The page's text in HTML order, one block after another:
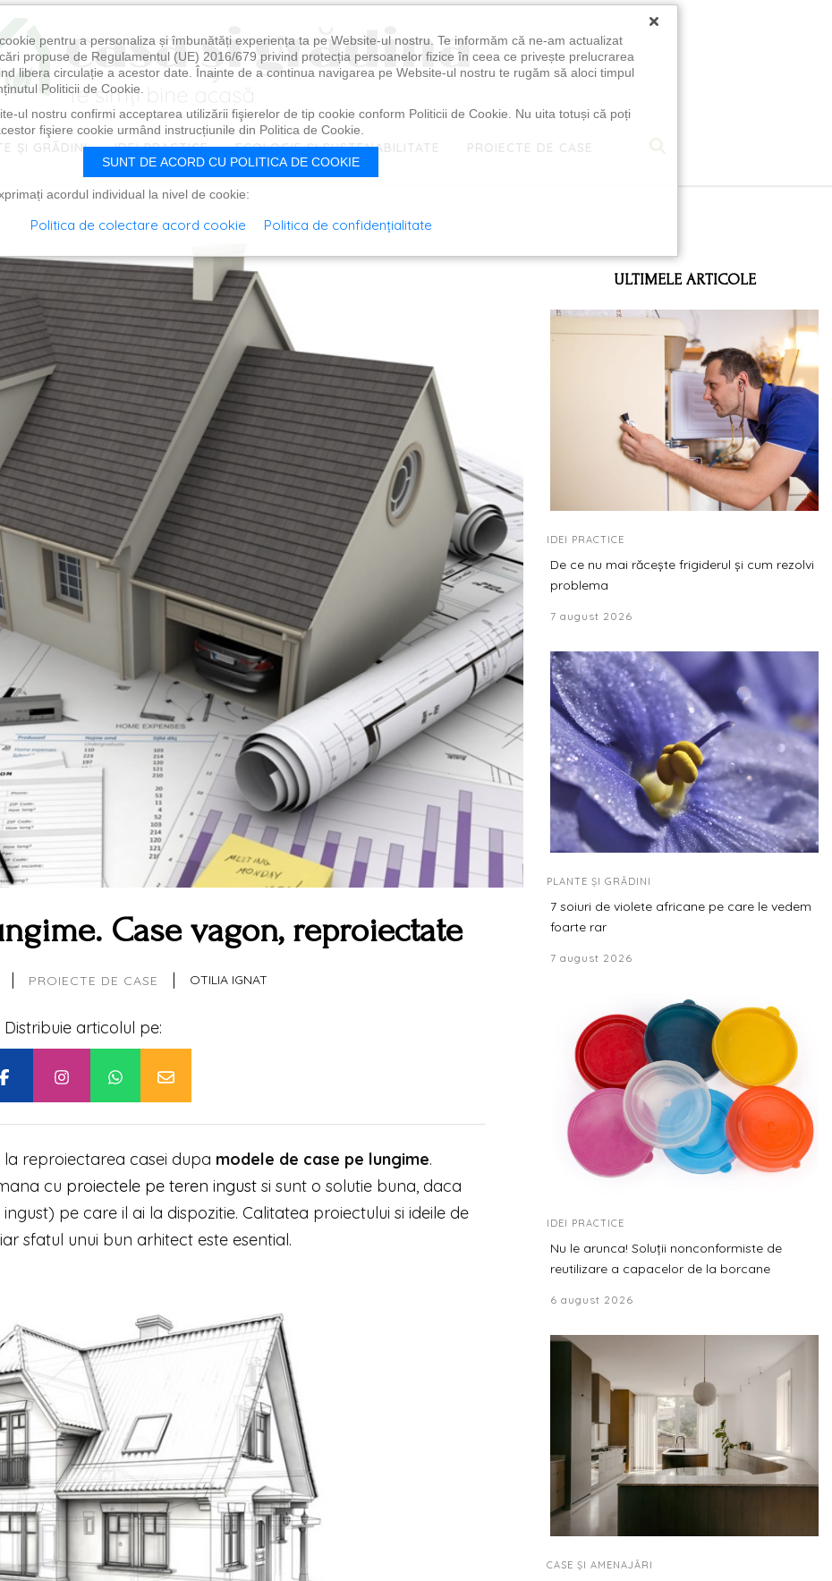
ȘI GRĂDINI IDEI PRACTICE ECOLOGIE ȘI SUSTENABILITATE PROIECTE DE CASE
Case vagon, reproiectate
| PROIECTE DE CASE | OTILIA IGNAT
Distribuie articolul pe:
reproiectarea casei dupa modele de case pe lungime.
cu proiectele pe teren ingust si sunt o solutie buna, daca
pe care il ai la dispozitie. Calitatea proiectului si ideile de
sfatul unui bun arhitect este esential.
ULTIMELE ARTICOLE
IDEI PRACTICE
De ce nu mai răcește frigiderul și cum rezolvi
problema
7 august 2026
PLANTE ȘI GRĂDINI
7 soiuri de violete africane pe care le vedem
foarte rar
7 august 2026
IDEI PRACTICE
Nu le arunca! Soluții nonconformiste de
reutilizare a capacelor de la borcane
6 august 2026
CASE ȘI AMENAJĂRI
×
pentru a personaliza și îmbunătăți experiența ta pe Website-ul nostru. Te informăm că ne-am actualizat
propuse de Regulamentul (UE) 2016/679 privind protecția persoanelor fizice în ceea ce privește prelucrarea
libera circulație a acestor date. Înainte de a continua navigarea pe Website-ul nostru te rugăm să aloci timpul
Politicii de Cookie.
ul nostru confirmi acceptarea utilizării fişierelor de tip cookie conform Politicii de Cookie. Nu uita totuși că poți
fişiere cookie urmând instrucțiunile din Politica de Cookie.
SUNT DE ACORD CU POLITICA DE COOKIE
acordul individual la nivel de cookie:
Politica de colectare acord cookie Politica de confidențialitate